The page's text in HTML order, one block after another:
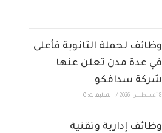
وظائف لحملة الثانوية فأعلى
في عدة مدن تعلن عنها
شركة سدافكو
8 أغسطس، 2026 / التعليقات: 0
وظائف إدارية وتقنية